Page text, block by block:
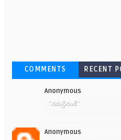
COMMENTS RECENT
Anonymous
"నమస్తేనండీ"
Anonymous